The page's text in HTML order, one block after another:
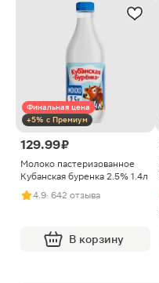
Финальная цена
+5% с Премиум
129.99 ₽
Молоко пастеризованное
Кубанская буренка 2.5% 1.4л
4.9· 642 отзыва
В корзину